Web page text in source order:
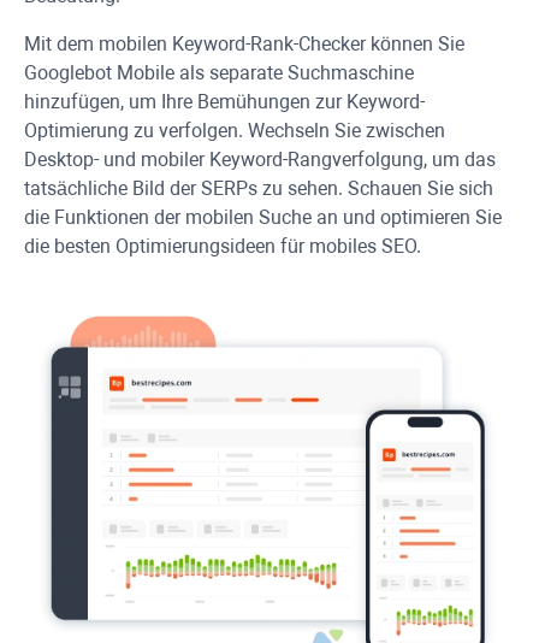
Mit dem mobilen Keyword-Rank-Checker können Sie
Googlebot Mobile als separate Suchmaschine
hinzufügen, um Ihre Bemühungen zur Keyword-
Optimierung zu verfolgen. Wechseln Sie zwischen
Desktop- und mobiler Keyword-Rangverfolgung, um das
tatsächliche Bild der SERPs zu sehen. Schauen Sie sich
die Funktionen der mobilen Suche an und optimieren Sie
die besten Optimierungsideen für mobiles SEO.